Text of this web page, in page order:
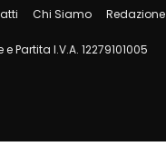
Chi Siamo Redazione
I.V.A. 12279101005